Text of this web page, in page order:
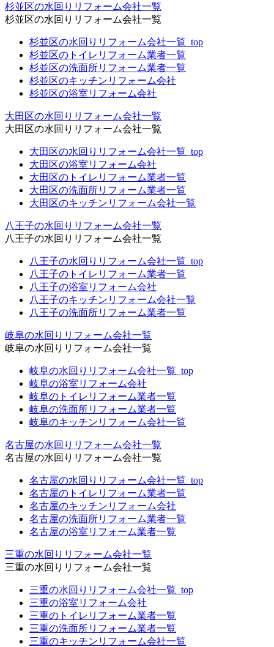
杉並区の水回りリフォーム会社一覧
杉並区の水回りリフォーム会社一覧
杉並区の水回りリフォーム会社一覧_top
杉並区のトイレリフォーム業者一覧
杉並区の洗面所リフォーム業者一覧
杉並区のキッチンリフォーム会社
杉並区の浴室リフォーム会社
大田区の水回りリフォーム会社一覧
大田区の水回りリフォーム会社一覧
大田区の水回りリフォーム会社一覧_top
大田区の浴室リフォーム会社
大田区のトイレリフォーム業者一覧
大田区の洗面所リフォーム業者一覧
大田区のキッチンリフォーム会社一覧
八王子の水回りリフォーム会社一覧
八王子の水回りリフォーム会社一覧
八王子の水回りリフォーム会社一覧_top
八王子のトイレリフォーム業者一覧
八王子の浴室リフォーム会社
八王子のキッチンリフォーム会社一覧
八王子の洗面所リフォーム業者一覧
岐阜の水回りリフォーム会社一覧
岐阜の水回りリフォーム会社一覧
岐阜の水回りリフォーム会社一覧_top
岐阜の浴室リフォーム会社
岐阜のトイレリフォーム業者一覧
岐阜の洗面所リフォーム業者一覧
岐阜のキッチンリフォーム会社一覧
名古屋の水回りリフォーム会社一覧
名古屋の水回りリフォーム会社一覧
名古屋の水回りリフォーム会社一覧_top
名古屋のトイレリフォーム業者一覧
名古屋のキッチンリフォーム会社
名古屋の洗面所リフォーム業者一覧
名古屋の浴室リフォーム業者一覧
三重の水回りリフォーム会社一覧
三重の水回りリフォーム会社一覧
三重の水回りリフォーム会社一覧_top
三重の浴室リフォーム会社
三重のトイレリフォーム業者一覧
三重の洗面所リフォーム業者一覧
三重のキッチンリフォーム会社一覧